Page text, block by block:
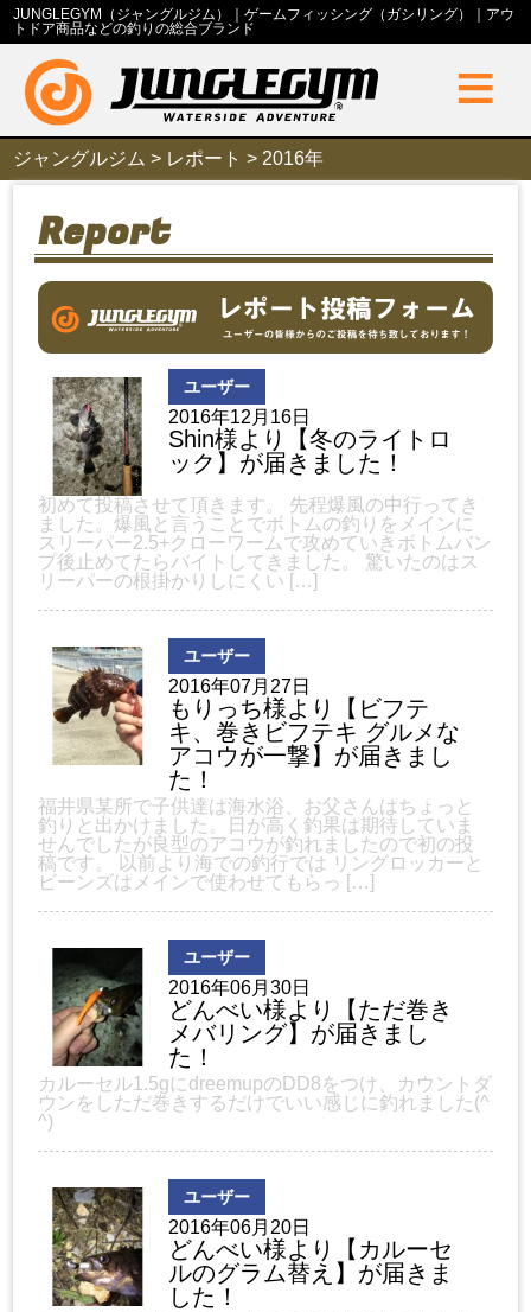
JUNGLEGYM（ジャングルジム）｜ゲームフィッシング（ガシリング）｜アウ
トドア商品などの釣りの総合ブランド
≡
ジャングルジム > レポート > 2016年
Report
ユーザー
2016年12月16日
Shin様より【冬のライトロ
ック】が届きました！
初めて投稿させて頂きます。 先程爆風の中行ってき
ました。爆風と言うことでボトムの釣りをメインに
スリーパー2.5+クローワームで攻めていきボトムバン
プ後止めてたらバイトしてきました。 驚いたのはス
リーパーの根掛かりしにくい […]
ユーザー
2016年07月27日
もりっち様より【ビフテ
キ、巻きビフテキ グルメな
アコウが一撃】が届きまし
た！
福井県某所で子供達は海水浴、お父さんはちょっと
釣りと出かけました。日が高く釣果は期待していま
せんでしたが良型のアコウが釣れましたので初の投
稿です。 以前より海での釣行では リングロッカーと
ビーンズはメインで使わせてもらっ […]
ユーザー
2016年06月30日
どんべい様より【ただ巻き
メバリング】が届きまし
た！
カルーセル1.5gにdreemupのDD8をつけ、カウントダ
ウンをしただ巻きするだけでいい感じに釣れました(^
^)
ユーザー
2016年06月20日
どんべい様より【カルーセ
ルのグラム替え】が届きま
した！